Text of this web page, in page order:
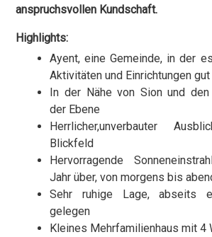
anspruchsvollen Kundschaft.
Highlights:
Ayent, eine Gemeinde, in der
Aktivitäten und Einrichtungen
In der Nähe von Sion und den
der Ebene
Herrlicher,unverbauter
Blickfeld
Hervorragende
Jahr über, von morgens bis
Sehr ruhige Lage, abseits
gelegen
Kleines Mehrfamilienhaus mit 4